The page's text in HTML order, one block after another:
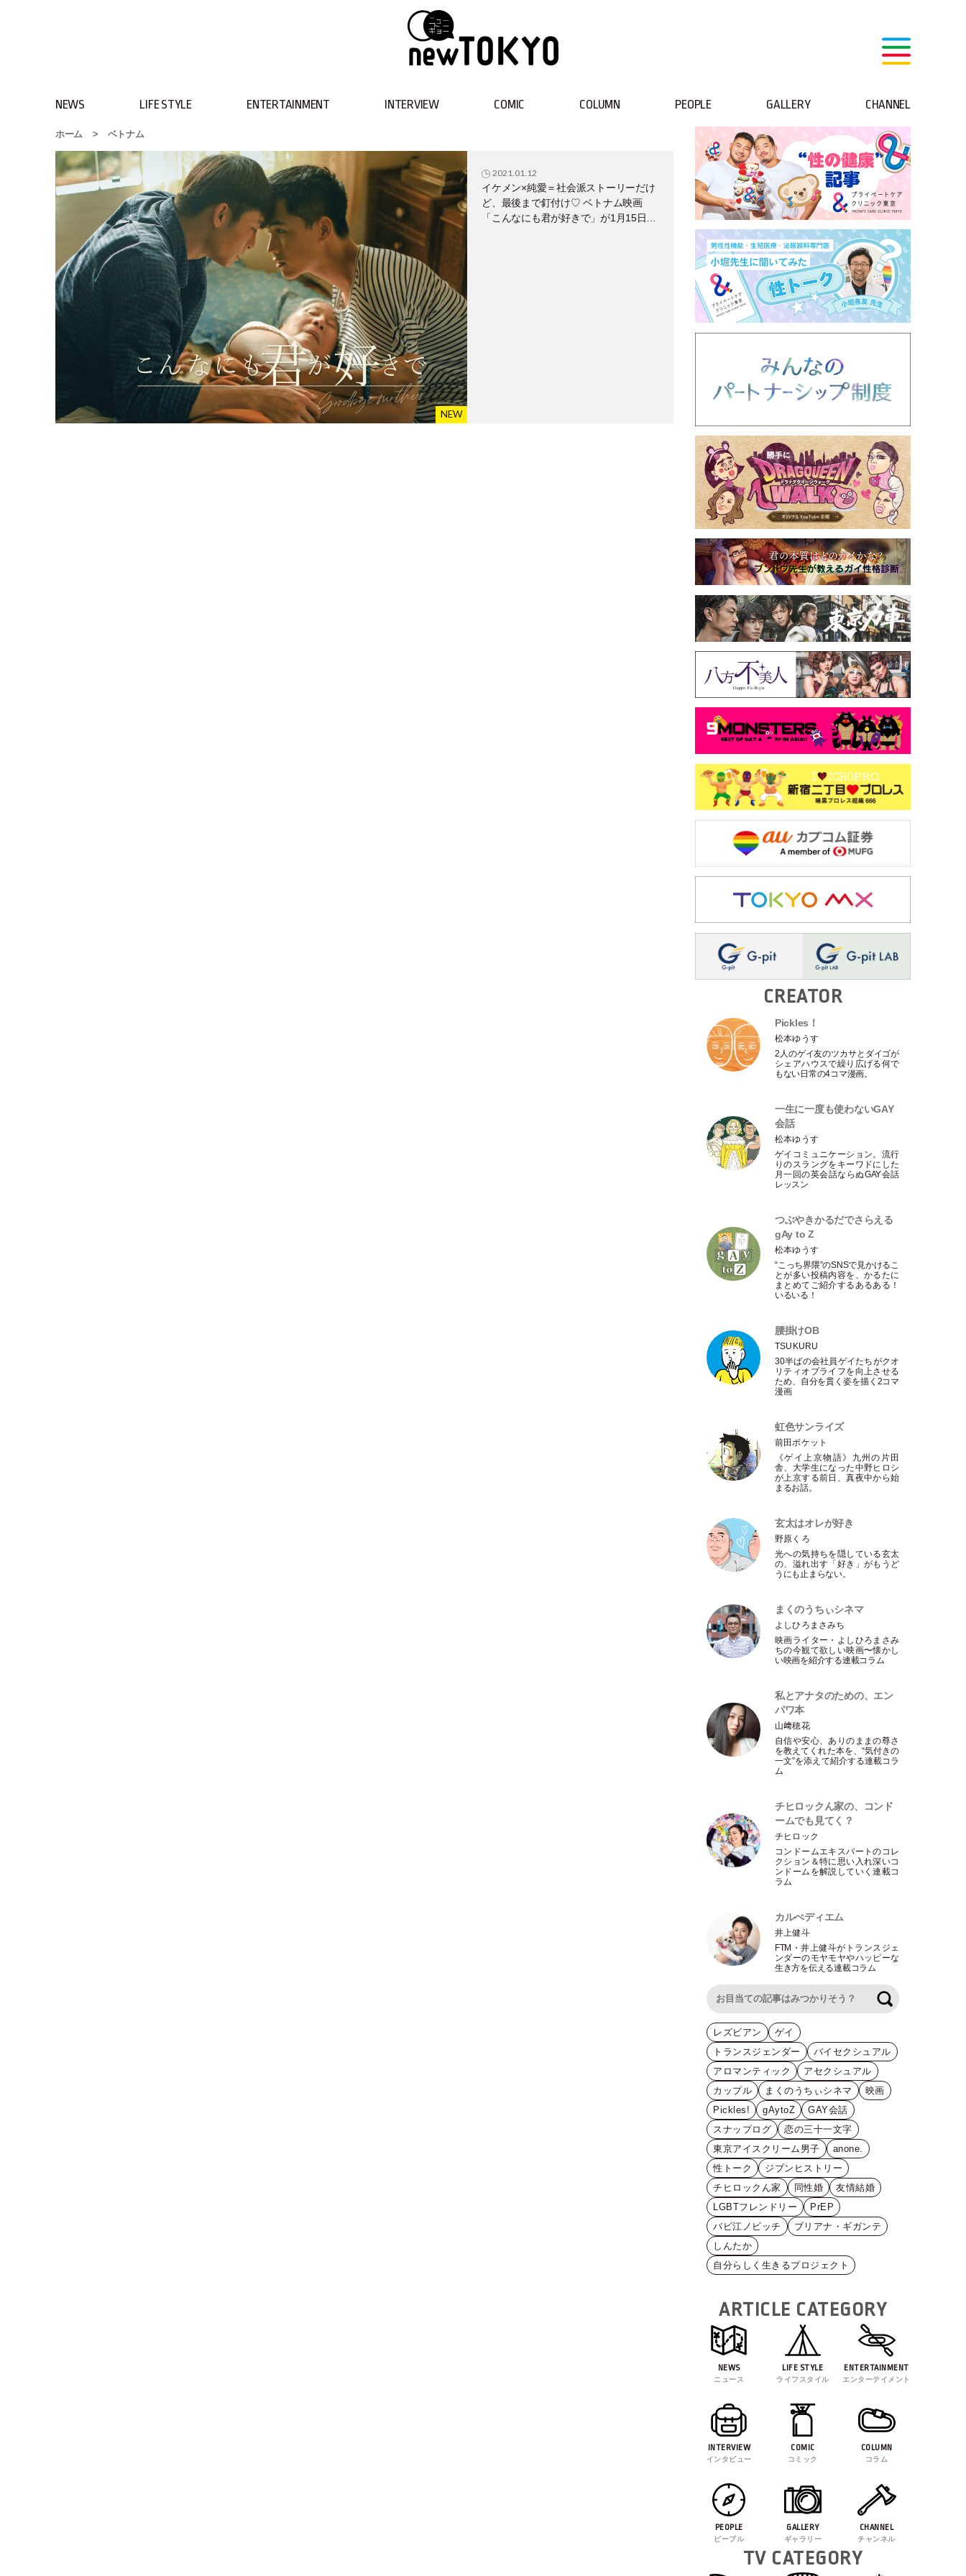
NEWS LIFE STYLE ENTERTAINMENT INTERVIEW COMIC COLUMN PEOPLE GALLERY CHANNEL
ホーム > ベトナム
2021.01.12
イケメン×純愛＝社会派ストーリーだけ
ど、最後まで釘付け♡ ベトナム映画
「こんなにも君が好きで」が1月15日配
CREATOR
Pickles！
松本ゆうす
2人のゲイ友のツカサとダイゴが
シェアハウスで繰り広げる何で
もない日常の4コマ漫画。
一生に一度も使わないGAY
会話
松本ゆうす
ゲイコミュニケーション。流行
りのスラングをキーワドにした
月一回の英会話ならぬGAY会話
レッスン
つぶやきかるだでさらえる
gAy to Z
松本ゆうす
“こっち界隈”のSNSで見かけるこ
とが多い投稿内容を、かるたに
まとめてご紹介するあるある！
いるいる！
腰掛けOB
TSUKURU
30半ばの会社員ゲイたちがクオ
リティオブライフを向上させる
ため、自分を貫く姿を描く2コマ
漫画
虹色サンライズ
前田ポケット
《ゲイ上京物語》九州の片田
舎、大学生になった中野ヒロシ
が上京する前日、真夜中から始
まるお話。
玄太はオレが好き
野原くろ
光への気持ちを隠している玄太
の、溢れ出す 「好き 」がもうど
うにも止まらない。
まくのうちぃシネマ
よしひろまさみち
映画ライター ・ よしひろまさみ
ちの今観て欲しい映画〜懐かし
い映画を紹介する連載コラム
私とアナタのための、エン
パワ本
山﨑穂花
自信や安心、ありのままの尊さ
を教えてくれた本を、“気付きの
一文”を添えて紹介する連載コラ
ム
チヒロックん家の、コンド
ームでも見てく？
チヒロック
コンドームエキスパートのコレ
クション＆特に思い入れ深いコ
ンドームを解説していく連載コ
ラム
カルぺディエム
井上健斗
FTM ・井上健斗がトランスジェ
ンダーのモヤモヤやハッピーな
生き方を伝える連載コラム
レズビアン
ゲイ
トランスジェンダー
バイセクシュアル
アロマンティック
アセクシュアル
カップル
まくのうちぃシネマ
映画
Pickles!
gAytoZ
GAY会話
スナップログ
恋の三十一文字
東京アイスクリーム男子
anone.
性トーク
ジブンヒストリー
チヒロックん家
同性婚
友情結婚
LGBTフレンドリー
PrEP
バビ江ノビッチ
ブリアナ・ギガンテ
しんたか
自分らしく生きるプロジェクト
ARTICLE CATEGORY
NEWS
ニュース
LIFE STYLE
ライフスタイル
ENTERTAINMENT
エンターテイメント
INTERVIEW
インタビュー
COMIC
コミック
COLUMN
コラム
PEOPLE
ピープル
GALLERY
ギャラリー
CHANNEL
チャンネル
TV CATEGORY